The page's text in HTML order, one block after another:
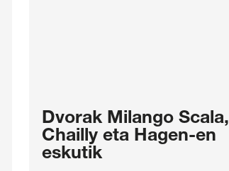
Dvorak Milango Scala,
Chailly eta Hagen-en
eskutik